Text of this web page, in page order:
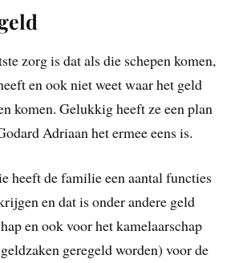
zorg is dat als die schepen komen,
en ook niet weet waar het geld
komen. Gelukkig heeft ze een plan
Adriaan het ermee eens is.
heeft de familie een aantal functies
en dat is onder andere geld
en ook voor het kamelaarschap
geregeld worden) voor de